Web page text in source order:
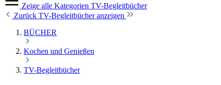
Zeige alle Kategorien TV-Begleitbücher
Zurück TV-Begleitbücher anzeigen
BÜCHER
Kochen und Genießen
TV-Begleitbücher